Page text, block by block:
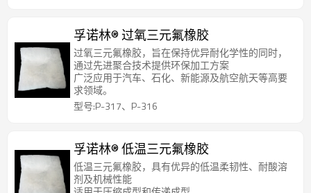
孚诺林® 过氧三元氟橡胶
过氧三元氟橡胶，旨在保持优异耐化学性的同时，
通过先进聚合技术提供环保加工方案
广泛应用于汽车、石化、新能源及航空航天等高要
求领域。
型号:P-317、P-316
孚诺林® 低温三元氟橡胶
低温三元氟橡胶，具有优异的低温柔韧性、耐酸溶
剂及机械性能